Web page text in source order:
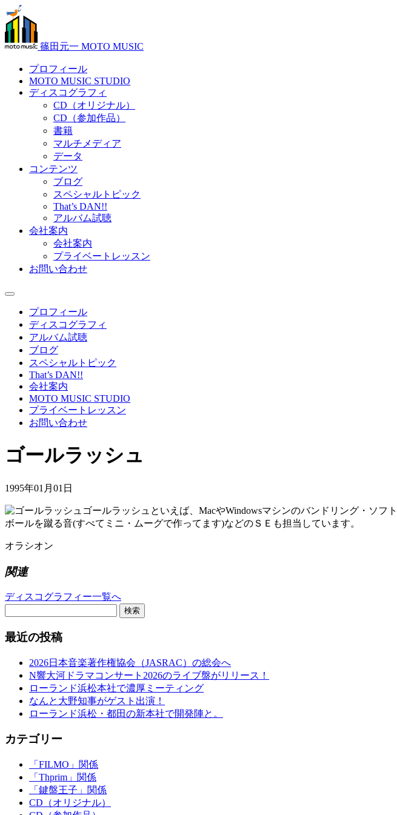
篠田元一 MOTO MUSIC
プロフィール
MOTO MUSIC STUDIO
ディスコグラフィ
CD（オリジナル）
CD（参加作品）
書籍
マルチメディア
データ
コンテンツ
ブログ
スペシャルトピック
That’s DAN!!
アルバム試聴
会社案内
会社案内
プライベートレッスン
お問い合わせ
プロフィール
ディスコグラフィ
アルバム試聴
ブログ
スペシャルトピック
That’s DAN!!
会社案内
MOTO MUSIC STUDIO
プライベートレッスン
お問い合わせ
ゴールラッシュ
1995年01月01日
ゴールラッシュといえば、MacやWindowsマシンのバンドリング・ソ
ボールを蹴る音(すべてミニ・ムーグで作ってます)などのＳＥも担当しています。
オラシオン
関連
ディスコグラフィー一覧へ
検索
最近の投稿
2026日本音楽著作権協会（JASRAC）の総会へ
N響大河ドラマコンサート2026のライブ盤がリリース！
ローランド浜松本社で濃厚ミーティング
なんと大野知事がゲスト出演！
ローランド浜松・都田の新本社で開発陣と。
カテゴリー
「FILMO」関係
「Thprim」関係
「鍵盤王子」関係
CD（オリジナル）